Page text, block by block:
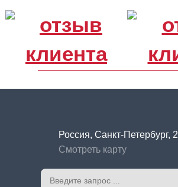
Россия, Санкт-
Смотреть карту